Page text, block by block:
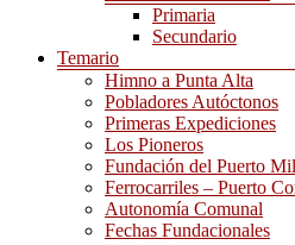
Primaria
Secundario
Temario
Himno a Punta Alta
Pobladores Autóctonos
Primeras Expediciones
Los Pioneros
Fundación del Puerto
Ferrocarriles – Puerto
Autonomía Comunal
Fechas Fundacionales